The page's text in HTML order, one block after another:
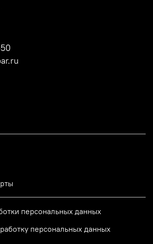
персональных данных
персональных данных